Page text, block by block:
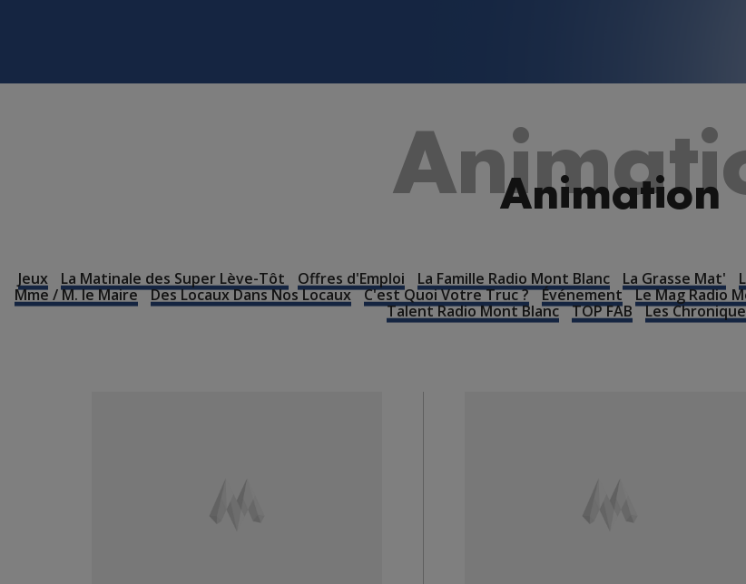
Animation
Jeux La Matinale des Super Lève-Tôt Offres d'Emploi La Famille Radio Mont Blanc La Grasse Mat'
Mme / M. le Maire
Des Locaux Dans Nos Locaux C'est Quoi Votre Truc ? Événement Le Mag Radio
Talent Radio Mont Blanc
TOP FAB Les